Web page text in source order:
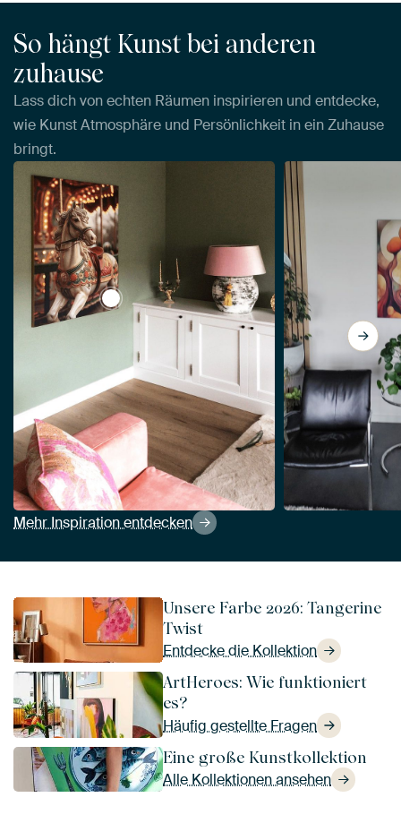
So hängt Kunst bei anderen
zuhause
Lass dich von echten Räumen inspirieren und entdecke,
wie Kunst Atmosphäre und Persönlichkeit in ein Zuhause
bringt.
Mehr Inspiration entdecken
View Karussellpferd - Jahrmarktspferd von
Unsere Farbe 2026: Tangerine
Twist
Entdecke die Kollektion
ArtHeroes: Wie funktioniert
es?
Häufig gestellte Fragen
Eine große Kunstkollektion
Alle Kollektionen ansehen